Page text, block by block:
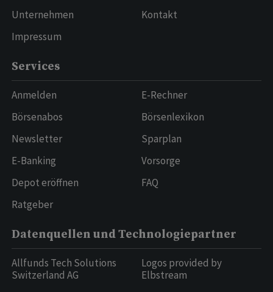
Unternehmen
Impressum
Kontakt
Services
Anmelden
Börsenabos
Newsletter
E-Banking
Depot eröffnen
Ratgeber
E-Rechner
Börsenlexikon
Sparplan
Vorsorge
FAQ
Datenquellen und Technologiepartner
Allfunds Tech Solutions
Switzerland AG
Logos provided by
Elbstream